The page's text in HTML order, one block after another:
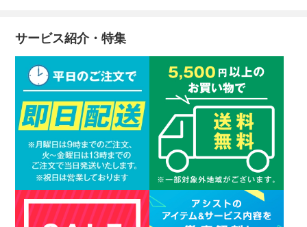
サービス紹介・特集